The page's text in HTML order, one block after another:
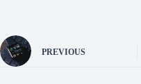
PREVIOUS